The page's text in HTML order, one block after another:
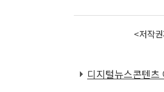
<저작
디지털뉴스콘텐츠